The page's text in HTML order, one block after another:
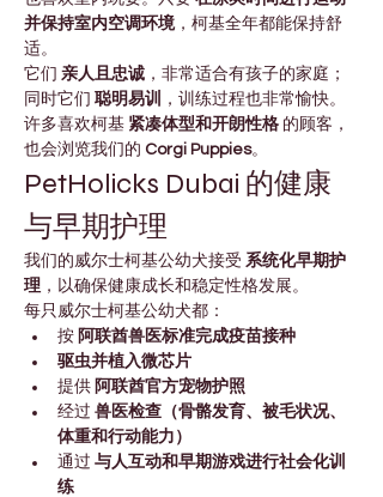
并保持室内空调环境，柯基全年都能保持舒
适。
它们 亲人且忠诚 ，非常适合有孩子的家庭；
同时它们 聪明易训
，训练过程也非常愉快。
许多喜欢柯基 紧凑体型和开朗性格 的顾客，
也会浏览我们的 Corgi Puppies。
PetHolicks Dubai 的健康
与早期护理
我们的威尔士柯基公幼犬接受 系统化早期护
理 ，以确保健康成长和稳定性格发展。
每只威尔士柯基公幼犬都：
按 阿联酋兽医标准完成疫苗接种
驱虫并植入微芯片
提供 阿联酋官方宠物护照
经过 兽医检查（骨骼发育、被毛状况、
体重和行动能力）
通过 与人互动和早期游戏进行社会化训
练